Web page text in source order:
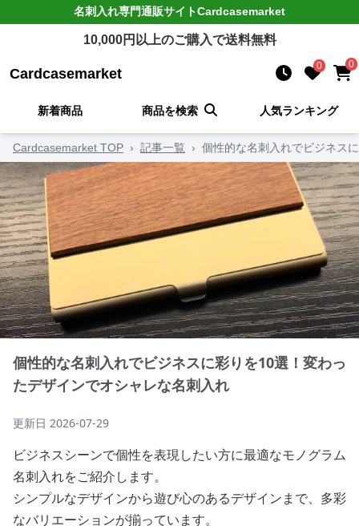
名刺入れ専門通販サイトCardcasemarket
10,000円以上のご購入で送料無料
Cardcasemarket 0 0
新着商品 商品を検索 人気ランキング
Cardcasemarket TOP › 記事一覧 › 個性的な名刺入れでビジネス
個性的な名刺入れでビジネスに彩りを10選！変わっ
たデザインでオシャレな名刺入れ
更新日 2026-07-29
ビジネスシーンで個性を表現したい方に最適なモノグラム
名刺入れをご紹介します。
シンプルなデザインから遊び心のあるデザインまで、多彩
なバリエーションが揃っています。